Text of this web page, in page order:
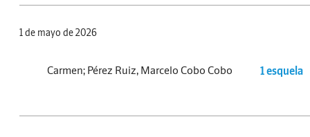
1 de mayo de 2026
Carmen; Pérez Ruiz, Marcelo Cobo Cobo 1 esquela